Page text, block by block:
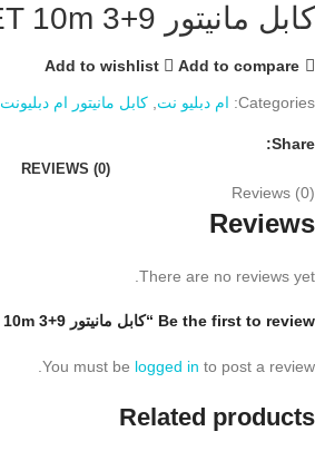
کابل مانیتور 9+3 MW.NET 10m
Add to compare
Add to wishlist
Categories: ام دبلیو نت, کابل مانیتور ام دبلیونت
Share:
REVIEWS (0)
Reviews (0)
Reviews
There are no reviews yet.
Be the first to review “کابل مانیتور 9+3 MW.NET 10m”
You must be logged in to post a review.
Related products